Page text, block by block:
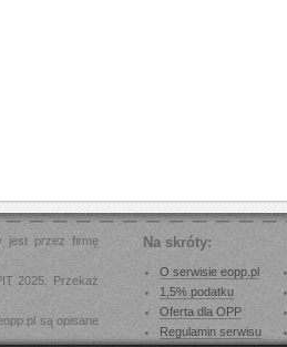
jest przez firmę
2025. Przekaż
są opisane
Na skróty:
O serwisie eopp.pl
1,5% podatku
Oferta dla OPP
Regulamin serwisu